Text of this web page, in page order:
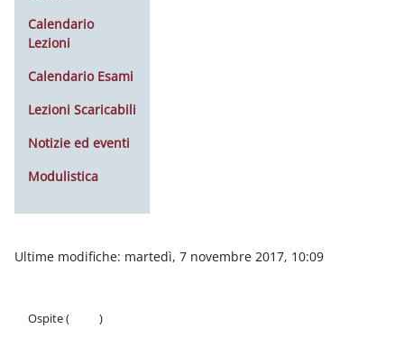
Calendario
Lezioni
Calendario Esami
Lezioni Scaricabili
Notizie ed eventi
Modulistica
Ultime modifiche: martedì, 7 novembre 2017, 10:09
Ospite (
)